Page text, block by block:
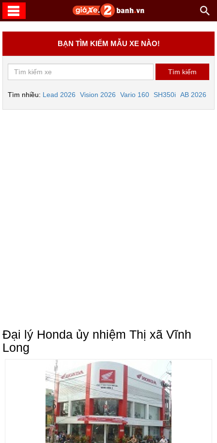
BẠN TÌM KIẾM MẪU XE NÀO!
Tìm nhiều: Lead 2026 Vision 2026 Vario 160 SH350i AB 2026
Đại lý Honda ủy nhiệm Thị xã Vĩnh
Long